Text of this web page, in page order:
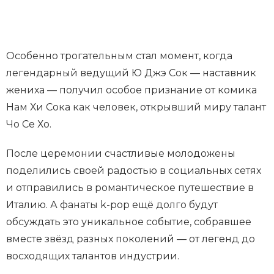
Особенно трогательным стал момент, когда
легендарный ведущий Ю Джэ Сок — наставник
жениха — получил особое признание от комика
Нам Хи Сока как человек, открывший миру талант
Чо Се Хо.
После церемонии счастливые молодожены
поделились своей радостью в социальных сетях
и отправились в романтическое путешествие в
Италию. А фанаты k-pop ещё долго будут
обсуждать это уникальное событие, собравшее
вместе звёзд разных поколений — от легенд до
восходящих талантов индустрии.